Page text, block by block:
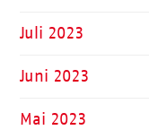
Juli 2023
Juni 2023
Mai 2023